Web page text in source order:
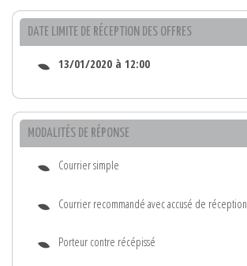
DATE LIMITE DE RÉCEPTION DES OFFRES
13/01/2020 à 12:00
MODALITÉS DE RÉPONSE
Courrier simple
Courrier recommandé avec accusé de réception
Porteur contre récépissé